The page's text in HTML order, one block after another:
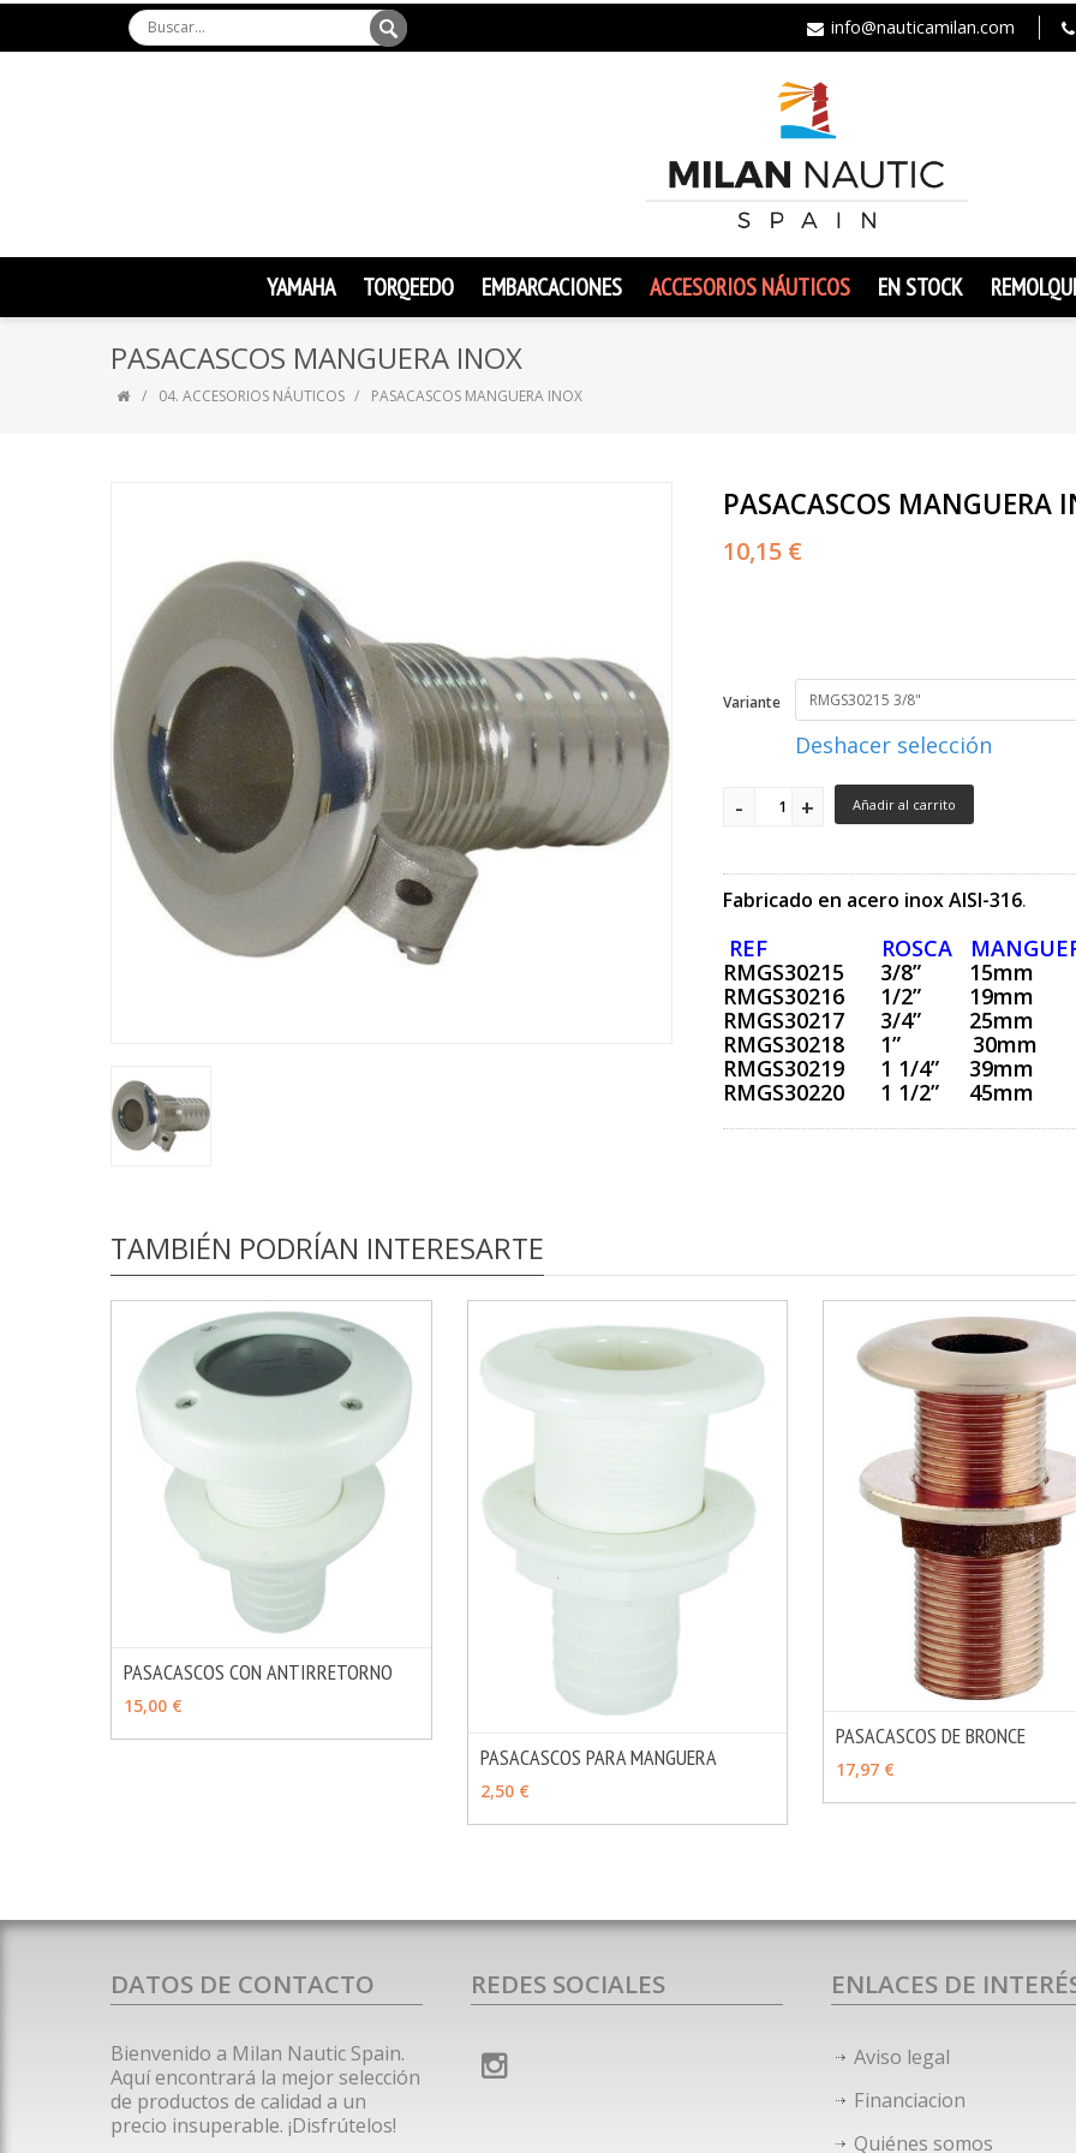
info@nauticamilan.com
YAMAHA TORQEEDO EMBARCACIONES ACCESORIOS NÁUTICOS EN STOCK
PASACASCOS MANGUERA INOX
04. ACCESORIOS NÁUTICOS PASACASCOS MANGUERA INOX
PASACASCOS MANGUERA
10,15 €
Variante
Deshacer selección
Añadir al carrito
Fabricado en acero inox AISI-316.
REF ROSCA
RMGS30215 3/8” 15mm
RMGS30216 1/2” 19mm
RMGS30217 3/4” 25mm
RMGS30218 1” 30mm
RMGS30219 1 1/4” 39mm
RMGS30220 1 1/2” 45mm
TAMBIÉN PODRÍAN INTERESARTE
PASACASCOS CON ANTIRRETORNO
15,00 €
PASACASCOS PARA MANGUERA
2,50 €
PASACASCOS DE BRONCE
17,97 €
DATOS DE CONTACTO
Bienvenido a Milan Nautic Spain.
Aquí encontrará la mejor selección
de productos de calidad a un
precio insuperable. ¡Disfrútelos!
REDES SOCIALES ENLACES DE
Aviso legal
Financiacion
Quiénes somos